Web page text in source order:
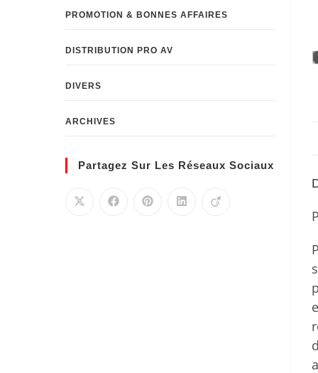
PROMOTION & BONNES AFFAIRES
DISTRIBUTION PRO AV
DIVERS
ARCHIVES
Partagez Sur Les Réseaux Sociaux